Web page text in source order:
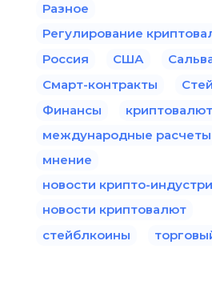
Разное
Регулирование
Россия
США
Смарт-контракты
Финансы
международные расчеты
мнение
новости крипто-
новости криптовалют
стейблкоины